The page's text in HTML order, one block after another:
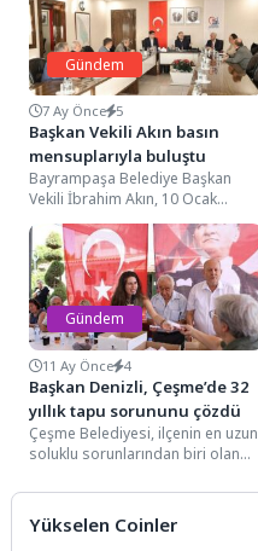
Gündem
7 Ay Önce 5
Başkan Vekili Akın basın
mensuplarıyla buluştu
Bayrampaşa Belediye Başkan
Vekili İbrahim Akın, 10 Ocak
Çalışan Gazeteciler Günü
dolayısıyla yerel basın
mensuplarıyla...
Gündem
11 Ay Önce 4
Başkan Denizli, Çeşme’de 32
yıllık tapu sorununu çözdü
Çeşme Belediyesi, ilçenin en uzun
soluklu sorunlarından biri olan
Yapı Kooperatifi tapu
meselesini...
Yükselen Coinler